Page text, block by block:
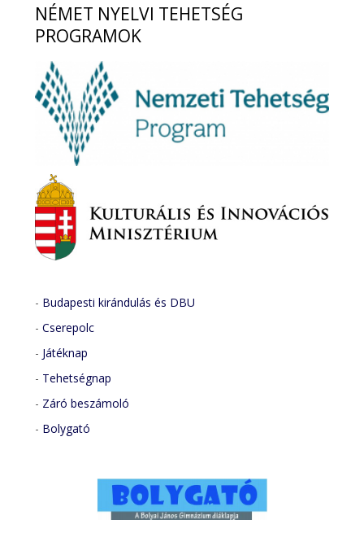
NÉMET NYELVI TEHETSÉG
PROGRAMOK
- Budapesti kirándulás és DBU
-Cserepolc
- Játéknap
- Tehetségnap
- Záró beszámoló
- Bolygató